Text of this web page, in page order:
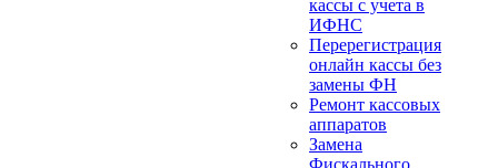
кассы с учета в
ИФНС
Перерегистрация
онлайн кассы без
замены ФН
Ремонт кассовых
аппаратов
Замена
Фискального